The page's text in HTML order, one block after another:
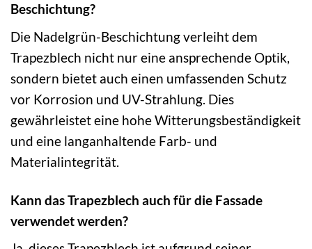
Beschichtung?
Die Nadelgrün-Beschichtung verleiht dem
Trapezblech nicht nur eine ansprechende Optik,
sondern bietet auch einen umfassenden Schutz
vor Korrosion und UV-Strahlung. Dies
gewährleistet eine hohe Witterungsbeständigkeit
und eine langanhaltende Farb- und
Materialintegrität.
Kann das Trapezblech auch für die Fassade
verwendet werden?